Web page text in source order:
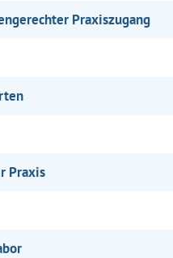
Praxiszugang
Praxis